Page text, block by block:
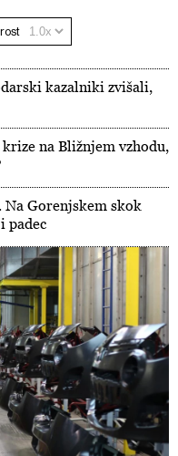
kazalniki zvišali,
na Bližnjem vzhodu,
Gorenjskem skok
padec